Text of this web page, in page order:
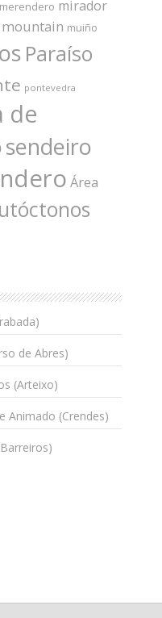
merendero mirador
mountain muiño
Paraíso
pontevedra
de
sendeiro
Área
de Abres)
(Arteixo)
Animado (Crendes)